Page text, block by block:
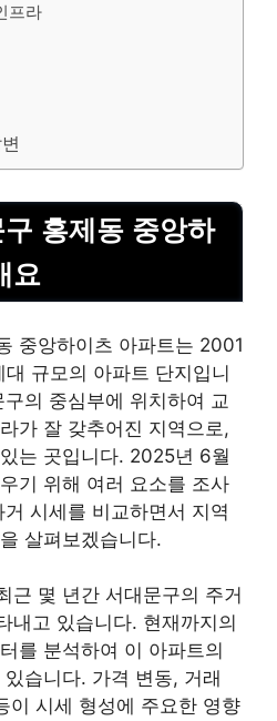
프라
홍제동 중앙하
요
중앙하이츠 아파트는 2001
규모의 아파트 단지입니
의 중심부에 위치하여 교
가 잘 갖추어진 지역으로,
는 곳입니다. 2025년 6월
기 위해 여러 요소를 조사
시세를 비교하면서 지역
살펴보겠습니다.
근 몇 년간 서대문구의 주거
내고 있습니다. 현재까지의
를 분석하여 이 아파트의
습니다. 가격 변동, 거래
이 시세 형성에 주요한 영향